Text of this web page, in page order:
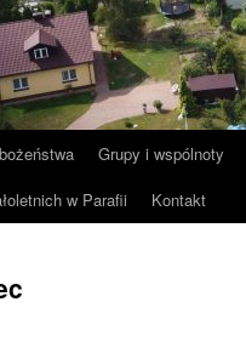
Grupy i wspólnoty
w Parafii
Kontakt